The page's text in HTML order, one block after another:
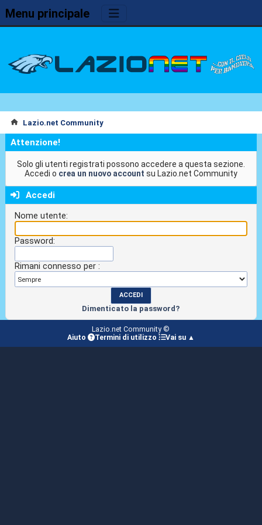
Menu principale
Lazio.net Community
Attenzione!
Solo gli utenti registrati possono accedere a questa sezione.
Accedi o crea un nuovo account su Lazio.net Community
Accedi
Nome utente:
Password:
Rimani connesso per :
Dimenticato la password?
Lazio.net Community ©
Aiuto
Termini di utilizzo Vai su ▲